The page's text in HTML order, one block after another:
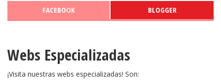
FACEBOOK BLOGGER
Webs Especializadas
¡Visita nuestras webs especializadas! Son: